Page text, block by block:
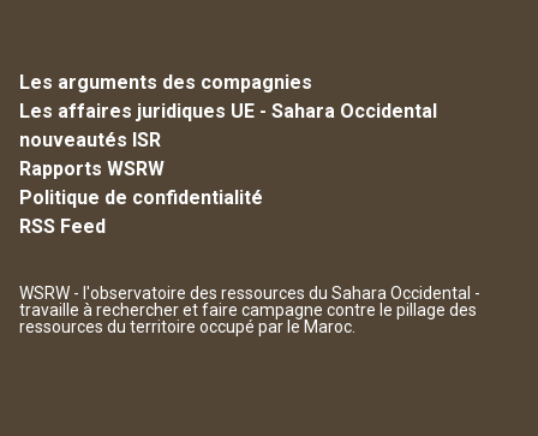
Les arguments des compagnies
Les affaires juridiques UE - Sahara Occidental
nouveautés ISR
Rapports WSRW
Politique de confidentialité
RSS Feed
WSRW - l'observatoire des ressources du Sahara Occidental -
travaille à rechercher et faire campagne contre le pillage des
ressources du territoire occupé par le Maroc.